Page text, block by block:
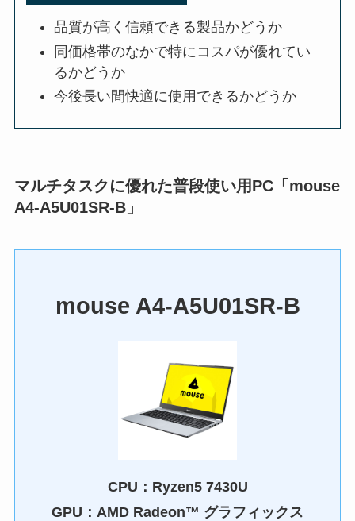
品質が高く信頼できる製品かどうか
同価格帯のなかで特にコスパが優れてい
るかどうか
今後長い間快適に使用できるかどうか
マルチタスクに優れた普段使い用PC「mouse
A4-A5U01SR-B」
mouse A4-A5U01SR-B
CPU：Ryzen5 7430U
GPU：AMD Radeon™ グラフィックス